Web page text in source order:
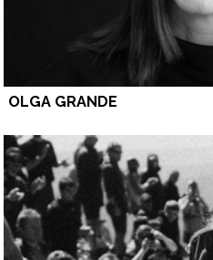
OLGA GRANDE